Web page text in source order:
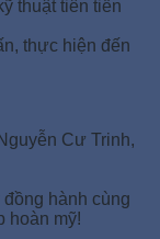
thuật tiên tiến
thực hiện đến
Cư Trinh,
hành cùng
hoàn mỹ!